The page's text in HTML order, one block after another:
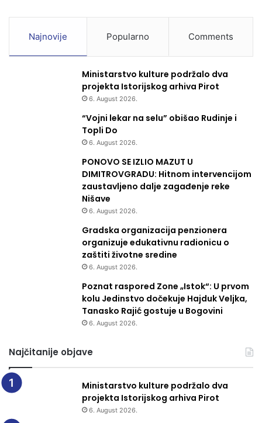
Najnovije Popularno Comments
Ministarstvo kulture podržalo dva
projekta Istorijskog arhiva Pirot
6. August 2026.
“Vojni lekar na selu” obišao Rudinje i
Topli Do
6. August 2026.
PONOVO SE IZLIO MAZUT U
DIMITROVGRADU: Hitnom intervencijom
zaustavljeno dalje zagađenje reke
Nišave
6. August 2026.
Gradska organizacija penzionera
organizuje edukativnu radionicu o
zaštiti životne sredine
6. August 2026.
Poznat raspored Zone „Istok“: U prvom
kolu Jedinstvo dočekuje Hajduk Veljka,
Tanasko Rajić gostuje u Bogovini
6. August 2026.
Najčitanije objave
Ministarstvo kulture podržalo dva
projekta Istorijskog arhiva Pirot
6. August 2026.